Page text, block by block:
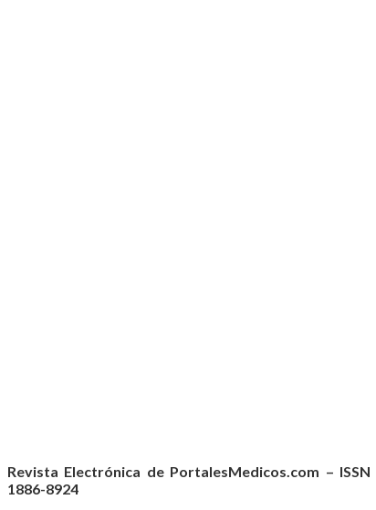
Revista Electrónica de PortalesMedicos.com – ISSN
1886-8924